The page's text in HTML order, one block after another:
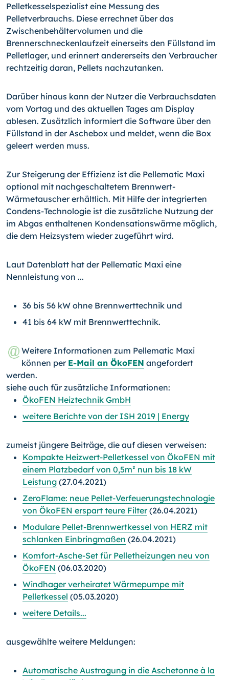
Pelletkesselspezialist eine Messung des
Pelletverbrauchs. Diese errechnet über das
Zwischenbehältervolumen und die
Brennerschneckenlaufzeit einerseits den Füllstand im
Pelletlager, und erinnert andererseits den Verbraucher
rechtzeitig daran, Pellets nachzutanken.
Darüber hinaus kann der Nutzer die Verbrauchsdaten
vom Vortag und des aktuellen Tages am Display
ablesen. Zusätzlich informiert die Software über den
Füllstand in der Aschebox und meldet, wenn die Box
geleert werden muss.
Zur Steigerung der Effizienz ist die Pellematic Maxi
optional mit nachgeschaltetem Brennwert-
Wärmetauscher erhältlich. Mit Hilfe der integrierten
Condens-Technologie ist die zusätzliche Nutzung der
im Abgas enthaltenen Kondensationswärme möglich,
die dem Heizsystem wieder zugeführt wird.
Laut Datenblatt hat der Pellematic Maxi eine
Nennleistung von ...
36 bis 56 kW ohne Brennwerttechnik und
41 bis 64 kW mit Brennwerttechnik.
Weitere Informationen zum Pellematic Maxi
können per E-Mail an Öko­FEN angefordert
werden.
siehe auch für zusätzliche Informationen:
ÖkoFEN Heiztechnik GmbH
weitere Berichte von der ISH 2019 | Energy
zumeist jüngere Beiträge, die auf diesen verweisen:
Kompakte Heizwert-Pelletkessel von ÖkoFEN mit
einem Platzbedarf von 0,5m² nun bis 18 kW
Leistung (27.04.2021)
ZeroFlame: neue Pellet-Verfeuerungstechnologie
von ÖkoFEN erspart teure Filter(26.04.2021)
Modulare Pellet-Brennwertkessel von HERZ mit
schlanken Einbringmaßen (26.04.2021)
Komfort-Asche-Set für Pelletheizungen neu von
ÖkoFEN (06.03.2020)
Windhager verheiratet Wärmepumpe mit
Pelletkessel (05.03.2020)
weitere Details...
ausgewählte weitere Meldungen:
Automatische Austragung in die Aschetonne à la